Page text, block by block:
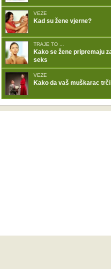
VEZE
Kad su žene vjerne?
TRAJE TO ...
Kako se žene pripremaju
seks
VEZE
Kako da vaš muškarac